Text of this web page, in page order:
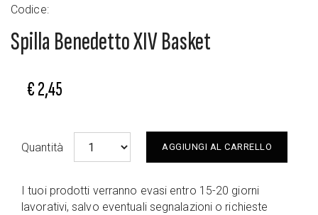
Codice:
Spilla Benedetto XIV Basket
€ 2,45
Quantità AGGIUNGI AL CARRELLO
I tuoi prodotti verranno evasi entro 15-20 giorni
lavorativi, salvo eventuali segnalazioni o richieste